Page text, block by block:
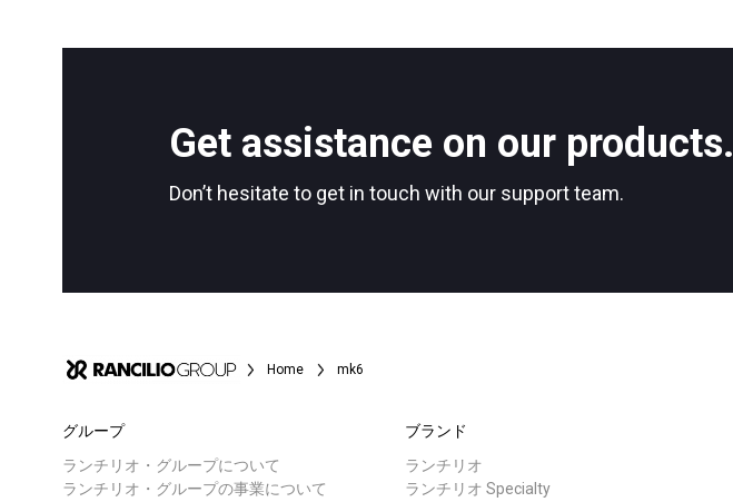
Get assistance on our products.
Don’t hesitate to get in touch with our support team.
Home mk6
グループ
ランチリオ・グループについて
ランチリオ・グループの事業について
ブランド
ランチリオ
ランチリオ Specialty